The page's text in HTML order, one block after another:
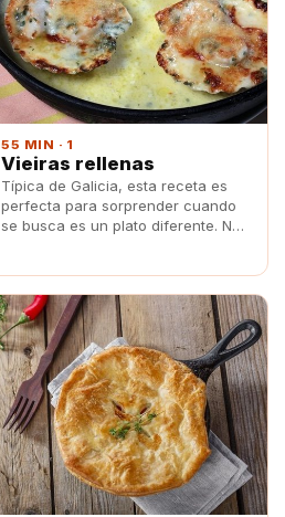
55 MIN · 1
Vieiras rellenas
Típica de Galicia, esta receta es
perfecta para sorprender cuando
se busca es un plato diferente. No
gratinan.